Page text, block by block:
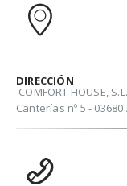
DIRECCIÓN
COMFORT HOUSE,
Canterías nº 5 -